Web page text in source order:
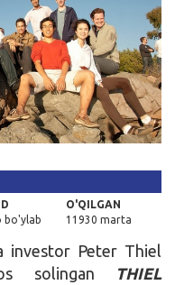
bo'ylab
O'QILGAN
11930 marta
investor Peter Thiel
solingan
THIEL